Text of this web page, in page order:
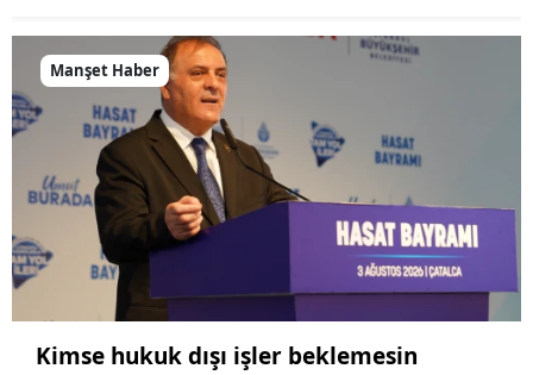
Manşet Haber
Kimse hukuk dışı işler beklemesin